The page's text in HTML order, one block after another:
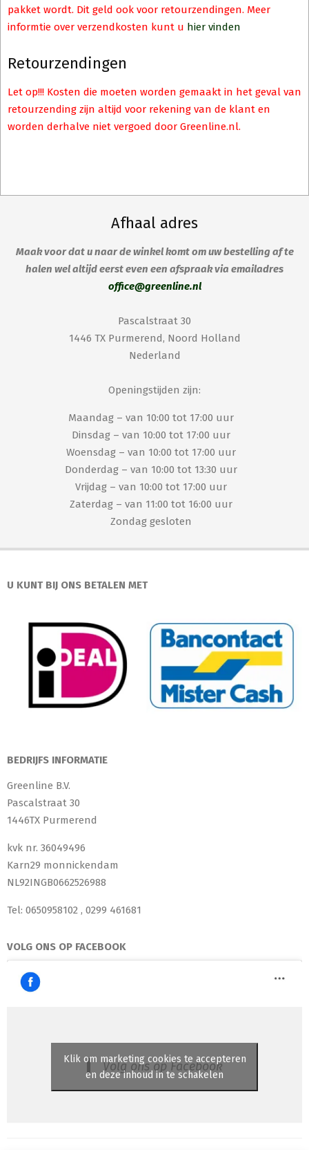
pakket wordt. Dit geld ook voor retourzendingen. Meer
informtie over verzendkosten kunt u hier vinden
Retourzendingen
Let op!!! Kosten die moeten worden gemaakt in het geval van
retourzending zijn altijd voor rekening van de klant en
worden derhalve niet vergoed door Greenline.nl.
Afhaal adres
Maak voor dat u naar de winkel komt om uw bestelling af te
halen wel altijd eerst even een afspraak via emailadres
office@greenline.nl
Pascalstraat 30
1446 TX Purmerend, Noord Holland
Nederland
Openingstijden zijn:
Maandag – van 10:00 tot 17:00 uur
Dinsdag – van 10:00 tot 17:00 uur
Woensdag – van 10:00 tot 17:00 uur
Donderdag – van 10:00 tot 13:30 uur
Vrijdag – van 10:00 tot 17:00 uur
Zaterdag – van 11:00 tot 16:00 uur
Zondag gesloten
U KUNT BIJ ONS BETALEN MET
BEDRIJFS INFORMATIE
Greenline B.V.
Pascalstraat 30
1446TX Purmerend
kvk nr. 36049496
Karn29 monnickendam
NL92INGB0662526988
Tel: 0650958102 , 0299 461681
VOLG ONS OP FACEBOOK
Volg ons op Facebook
Klik om marketing cookies te accepteren
en deze inhoud in te schakelen